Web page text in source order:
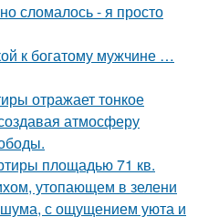
сломалось - я просто
к богатому мужчине …
отражает тонкое
атмосферу
площадью 71 кв.
утопающем в зелени
шума, с ощущением уюта и